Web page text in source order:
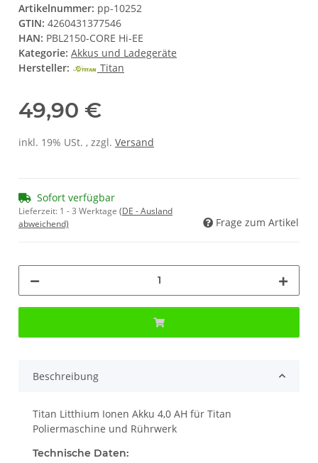
Artikelnummer: pp-10252
GTIN: 4260431377546
HAN: PBL2150-CORE Hi-EE
Kategorie: Akkus und Ladegeräte
Hersteller:
Titan
49,90 €
inkl. 19% USt. , zzgl. Versand
Sofort verfügbar
Lieferzeit: 1 - 3 Werktage (DE - Ausland
abweichend)
Frage zum Artikel
Beschreibung
Titan Litthium Ionen Akku 4,0 AH für Titan
Poliermaschine und Rührwerk
Technische Daten: